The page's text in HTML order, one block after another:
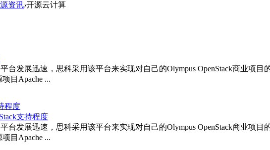
资讯›开源云计算
发展迅速，思科采用该平台来实现对自己的Olympus OpenStack商业项
目Apache ...
程度
发展迅速，思科采用该平台来实现对自己的Olympus OpenStack商业项
目Apache ...